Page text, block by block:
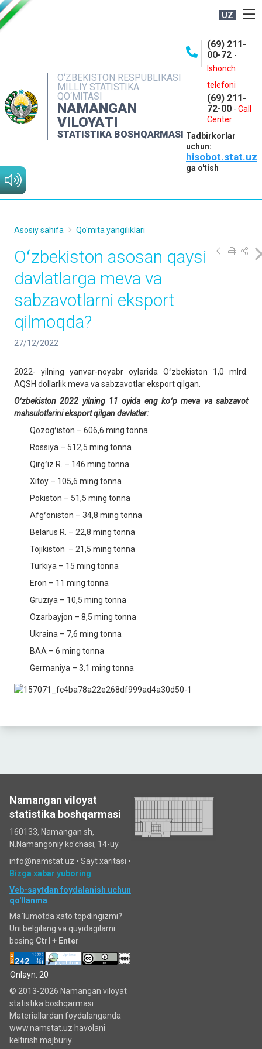
UZ
O‘ZBEKISTON RESPUBLIKASI
MILLIY STATISTIKA
QO‘MITASI
NAMANGAN
VILOYATI
STATISTIKA BOSHQARMASI
(69) 211-
00-72 -
Ishonch
telefoni
(69) 211-
72-00 - Call
Center
Tadbirkorlar
uchun:
hisobot.stat.uz
ga o'tish
NASHRLAR
INTERAKTIV XIZMATLAR
MATBUOT XIZMATI
MUROJAATLAR
Asosiy sahifa Qo'mita yangiliklari
Oʻzbekiston asosan qaysi
davlatlarga meva va
sabzavotlarni eksport
qilmoqda?
27/12/2022
2022- yilning yanvar-noyabr oylarida Oʻzbekiston 1,0 mlrd.
AQSH dollarlik meva va sabzavotlar eksport qilgan.
Oʻzbekiston 2022 yilning 11 oyida eng koʻp meva va sabzavot
mahsulotlarini eksport qilgan davlatlar:
Qozogʻiston – 606,6 ming tonna
Rossiya – 512,5 ming tonna
Qirgʻiz R. – 146 ming tonna
Xitoy – 105,6 ming tonna
Pokiston – 51,5 ming tonna
Afgʻoniston – 34,8 ming tonna
Belarus R. – 22,8 ming tonna
Tojikiston – 21,5 ming tonna
Turkiya – 15 ming tonna
Eron – 11 ming tonna
Gruziya – 10,5 ming tonna
Ozarbayjon – 8,5 ming tonna
Ukraina – 7,6 ming tonna
BAA – 6 ming tonna
Germaniya – 3,1 ming tonna
Namangan viloyat
statistika boshqarmasi
160133, Namangan sh,
N.Namangoniy ko'chasi, 14-uy.
info@namstat.uz • Sayt xaritasi •
Bizga xabar yuboring
Veb-saytdan foydalanish uchun
qo'llanma
Ma`lumotda xato topdingizmi?
Uni belgilang va quyidagilarni
bosing Ctrl + Enter
Onlayn: 20
© 2013-2026 Namangan viloyat
statistika boshqarmasi
Materiallardan foydalanganda
www.namstat.uz havolani
keltirish majburiy.